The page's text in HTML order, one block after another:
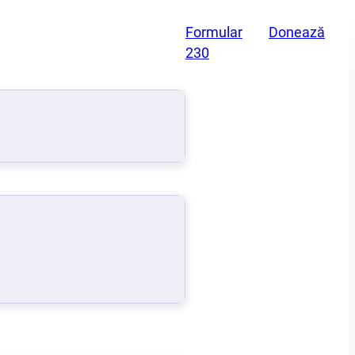
Formular
230
Donează